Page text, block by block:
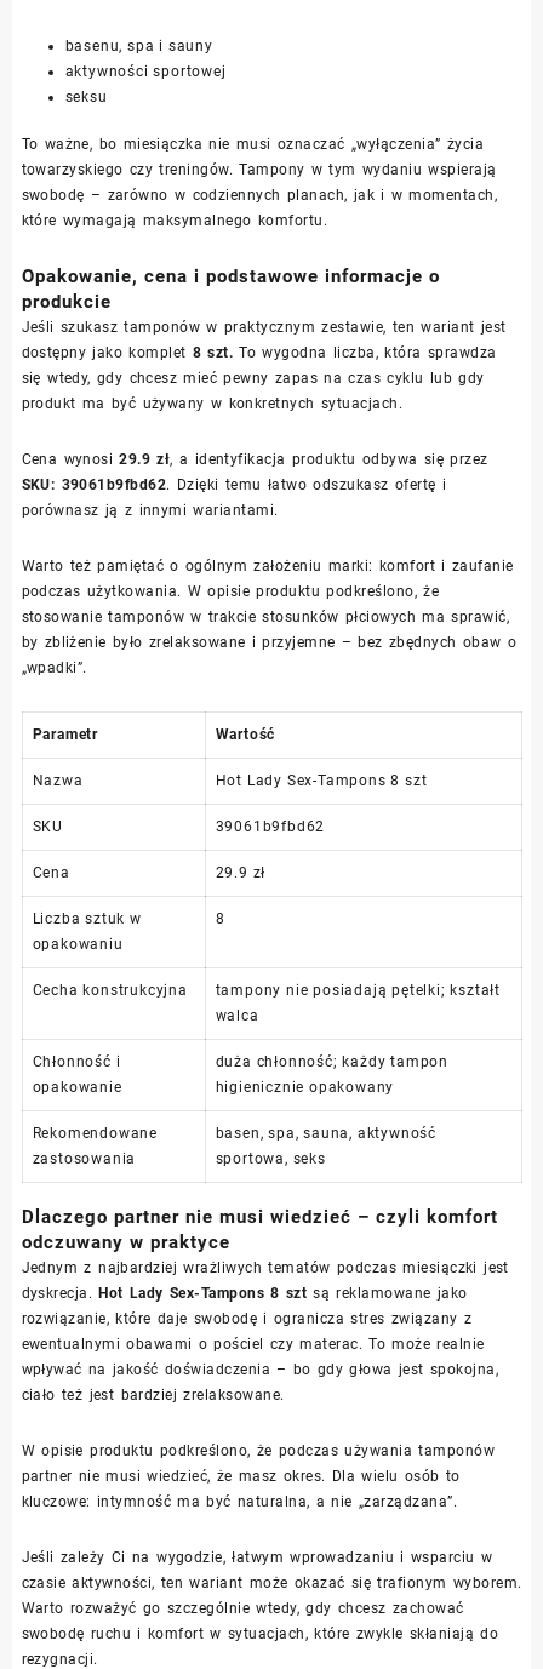
basenu, spa i sauny
aktywności sportowej
seksu
To ważne, bo miesiączka nie musi oznaczać „wyłączenia” życia
towarzyskiego czy treningów. Tampony w tym wydaniu wspierają
swobodę – zarówno w codziennych planach, jak i w momentach,
które wymagają maksymalnego komfortu.
Opakowanie, cena i podstawowe informacje o
produkcie
Jeśli szukasz tamponów w praktycznym zestawie, ten wariant jest
dostępny jako komplet 8 szt. To wygodna liczba, która sprawdza
się wtedy, gdy chcesz mieć pewny zapas na czas cyklu lub gdy
produkt ma być używany w konkretnych sytuacjach.
Cena wynosi29.9 zł, a identyfikacja produktu odbywa się przez
SKU: 39061b9fbd62. Dzięki temu łatwo odszukasz ofertę i
porównasz ją z innymi wariantami.
Warto też pamiętać o ogólnym założeniu marki: komfort i zaufanie
podczas użytkowania. W opisie produktu podkreślono, że
stosowanie tamponów w trakcie stosunków płciowych ma sprawić,
by zbliżenie było zrelaksowane i przyjemne – bez zbędnych obaw o
„wpadki”.
Parametr Wartość
Nazwa Hot Lady Sex-Tampons 8 szt
SKU 39061b9fbd62
Cena 29.9 zł
Liczba sztuk w
opakowaniu
8
Cecha konstrukcyjna
tampony nie posiadają pętelki; kształt
walca
Chłonność i
opakowanie
duża chłonność; każdy tampon
higienicznie opakowany
Rekomendowane
zastosowania
basen, spa, sauna, aktywność
sportowa, seks
Dlaczego partner nie musi wiedzieć – czyli komfort
odczuwany w praktyce
Jednym z najbardziej wrażliwych tematów podczas miesiączki jest
dyskrecja.Hot Lady Sex-Tampons 8 szt są reklamowane jako
rozwiązanie, które daje swobodę i ogranicza stres związany z
ewentualnymi obawami o pościel czy materac. To może realnie
wpływać na jakość doświadczenia – bo gdy głowa jest spokojna,
ciało też jest bardziej zrelaksowane.
W opisie produktu podkreślono, że podczas używania tamponów
partner nie musi wiedzieć, że masz okres. Dla wielu osób to
kluczowe: intymność ma być naturalna, a nie „zarządzana”.
Jeśli zależy Ci na wygodzie, łatwym wprowadzaniu i wsparciu w
czasie aktywności, ten wariant może okazać się trafionym wyborem.
Warto rozważyć go szczególnie wtedy, gdy chcesz zachować
swobodę ruchu i komfort w sytuacjach, które zwykle skłaniają do
rezygnacji.